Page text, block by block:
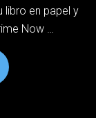
libro en papel y
Now …